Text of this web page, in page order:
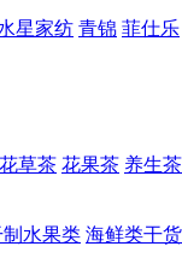
星家纺 青锦 菲仕乐
花草茶 花果茶 养生茶
制水果类 海鲜类干货